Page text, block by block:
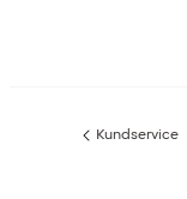
Föregående
Kundservice